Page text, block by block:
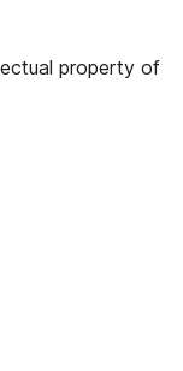
property of